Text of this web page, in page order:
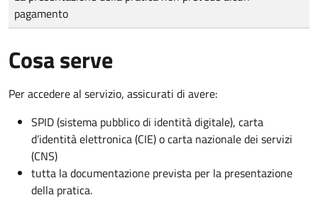
pagamento
Cosa serve
Per accedere al servizio, assicurati di avere:
SPID (sistema pubblico di identità digitale), carta
d’identità elettronica (CIE) o carta nazionale dei servizi
(CNS)
tutta la documentazione prevista per la presentazione
della pratica.